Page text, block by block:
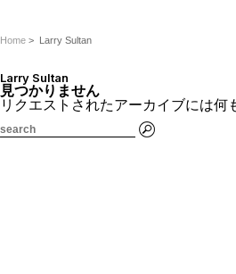
Home > Larry Sultan
Larry Sultan
見つかりません
リクエストされたアーカイブには何